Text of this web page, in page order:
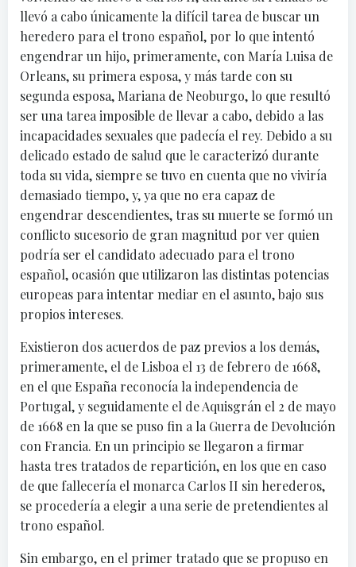
llevó a cabo únicamente la difícil tarea de buscar un
heredero para el trono español, por lo que intentó
engendrar un hijo, primeramente, con María Luisa de
Orleans, su primera esposa, y más tarde con su
segunda esposa, Mariana de Neoburgo, lo que resultó
ser una tarea imposible de llevar a cabo, debido a las
incapacidades sexuales que padecía el rey. Debido a su
delicado estado de salud que le caracterizó durante
toda su vida, siempre se tuvo en cuenta que no viviría
demasiado tiempo, y, ya que no era capaz de
engendrar descendientes, tras su muerte se formó un
conflicto sucesorio de gran magnitud por ver quien
podría ser el candidato adecuado para el trono
español, ocasión que utilizaron las distintas potencias
europeas para intentar mediar en el asunto, bajo sus
propios intereses.
Existieron dos acuerdos de paz previos a los demás,
primeramente, el de Lisboa el 13 de febrero de 1668,
en el que España reconocía la independencia de
Portugal, y seguidamente el de Aquisgrán el 2 de mayo
de 1668 en la que se puso fin a la Guerra de Devolución
con Francia. En un principio se llegaron a firmar
hasta tres tratados de repartición, en los que en caso
de que fallecería el monarca Carlos II sin herederos,
se procedería a elegir a una serie de pretendientes al
trono español.
Sin embargo, en el primer tratado que se propuso en